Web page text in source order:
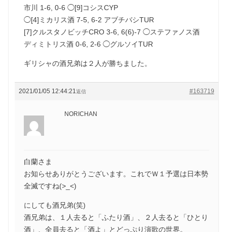
市川 1-6, 0-6 ◯[9]コシスCYP
◯[4]ミカリス酒 7-5, 6-2 アブチバシTUR
[7]クルスタノビッチCRO 3-6, 6(6)-7 ◯ステファノス酒
ディミトリス酒 0-6, 2-6 ◯グルソイTUR
ギリシャの酒兄弟は２人が勝ちました。
2021/01/05 12:44:21 #163719
返信
NORICHAN
白蘭さま
お知らせありがとうございます。これでＷ１予選は日本勢
全滅ですね(>_<)
にしても酒兄弟(笑)
酒兄弟は、１人去ると「ふたり酒」、２人去ると「ひとり
酒」、全員去ると「酒よ」とどっぷり演歌の世界。